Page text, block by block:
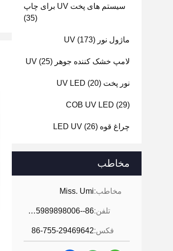
سیستم های پخت UV برای چاپ
(35)
ماژول نور UV (173)
لامپ خشک کننده جوهر UV (25)
نور پخت UV LED (20)
COB UV LED (29)
چراغ قوه LED UV (26)
مخاطب
مخاطب:Miss. Umi
تلفن: 86--18926468268-15989898006
فکس:86-755-29469642